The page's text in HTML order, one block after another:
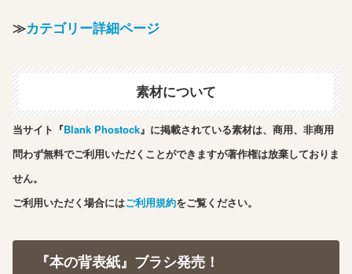
≫カテゴリー詳細ページ
素材について
当サイト『Blank Phostock』に掲載されている素材は、商用、非商用
問わず無料でご利用いただくことができますが著作権は放棄しておりま
せん。
ご利用いただく場合にはご利用規約をご覧ください。
『本の背表紙』ブラシ発売！